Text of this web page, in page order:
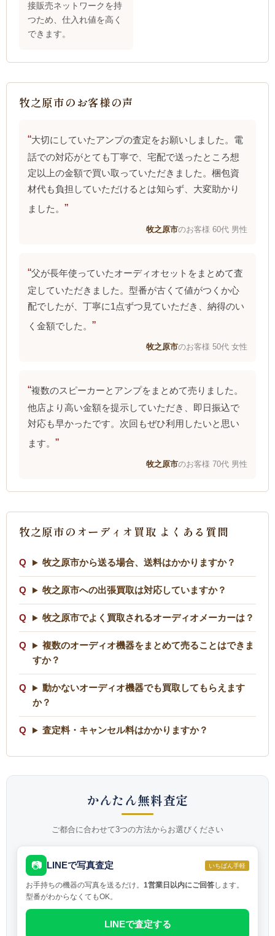
接販売ネットワークを持
つため、仕入れ値を高く
できます。
牧之原市のお客様の声
大切にしていたアンプの査定をお願いしました。電
話での対応がとても丁寧で、宅配で送ったところ想
定以上の金額で買い取っていただきました。梱包資
材代も負担していただけるとは知らず、大変助かり
ました。
牧之原市のお客様 60代 男性
父が長年使っていたオーディオセットをまとめて査
定していただきました。型番が古くて値がつくか心
配でしたが、丁寧に1点ずつ見ていただき、納得のい
く金額でした。
牧之原市のお客様 50代 女性
複数のスピーカーとアンプをまとめて売りました。
他店より高い金額を提示していただき、即日振込で
対応も早かったです。次回もぜひ利用したいと思い
ます。
牧之原市のお客様 70代 男性
牧之原市のオーディオ買取 よくある質問
牧之原市から送る場合、送料はかかりますか？
牧之原市への出張買取は対応していますか？
牧之原市でよく買取されるオーディオメーカーは？
複数のオーディオ機器をまとめて売ることはできま
すか？
動かないオーディオ機器でも買取してもらえます
か？
査定料・キャンセル料はかかりますか？
かんたん無料査定
ご都合に合わせて3つの方法からお選びください
📷 LINEで写真査定 いちばん手軽
お手持ちの機器の写真を送るだけ。 1営業日以内にご回答します。
型番がわからなくてもOK。
LINEで査定する